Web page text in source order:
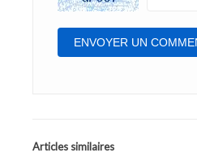
Articles similaires